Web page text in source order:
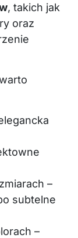
, takich jak
oraz
–
subtelne
–